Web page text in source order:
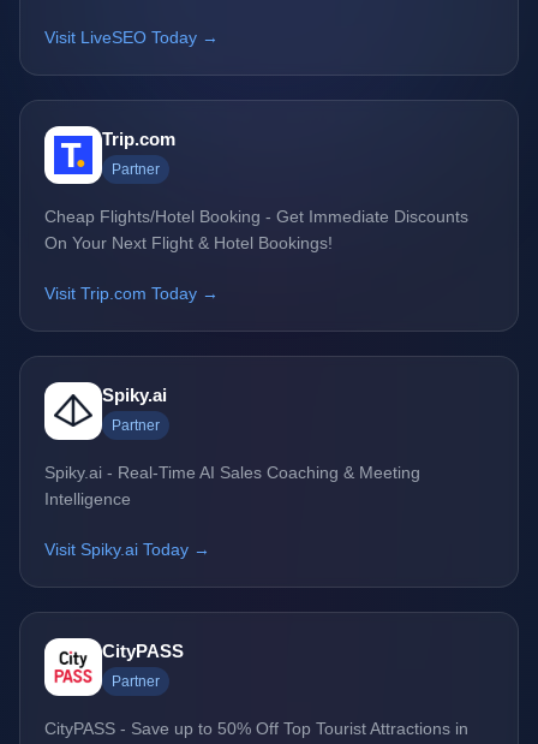
Visit LiveSEO Today →
Trip.com
Partner
Cheap Flights/Hotel Booking - Get Immediate Discounts
On Your Next Flight & Hotel Bookings!
Visit Trip.com Today →
Spiky.ai
Partner
Spiky.ai - Real-Time AI Sales Coaching & Meeting
Intelligence
Visit Spiky.ai Today →
CityPASS
Partner
CityPASS - Save up to 50% Off Top Tourist Attractions in